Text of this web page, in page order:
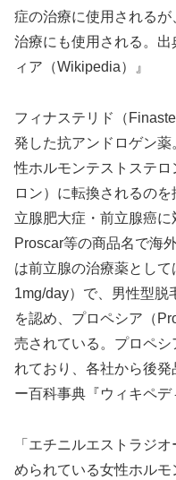
症の治療に使用される
治療にも使用される。
ィア（Wikipedia）』
フィナステリド（
発した抗アンドロゲン
性ホルモンテストステ
ロン）に転換されるの
立腺肥大症・前立腺癌に
Proscar等の商品名で海
は前立腺の治療薬とし
1mg/day）で、男性型脱
を認め、プロペシア（
売されている。プロペ
れており、各社から後
ー百科事典『ウィキペデ
「エチニルエストラジ
められている女性ホルモ